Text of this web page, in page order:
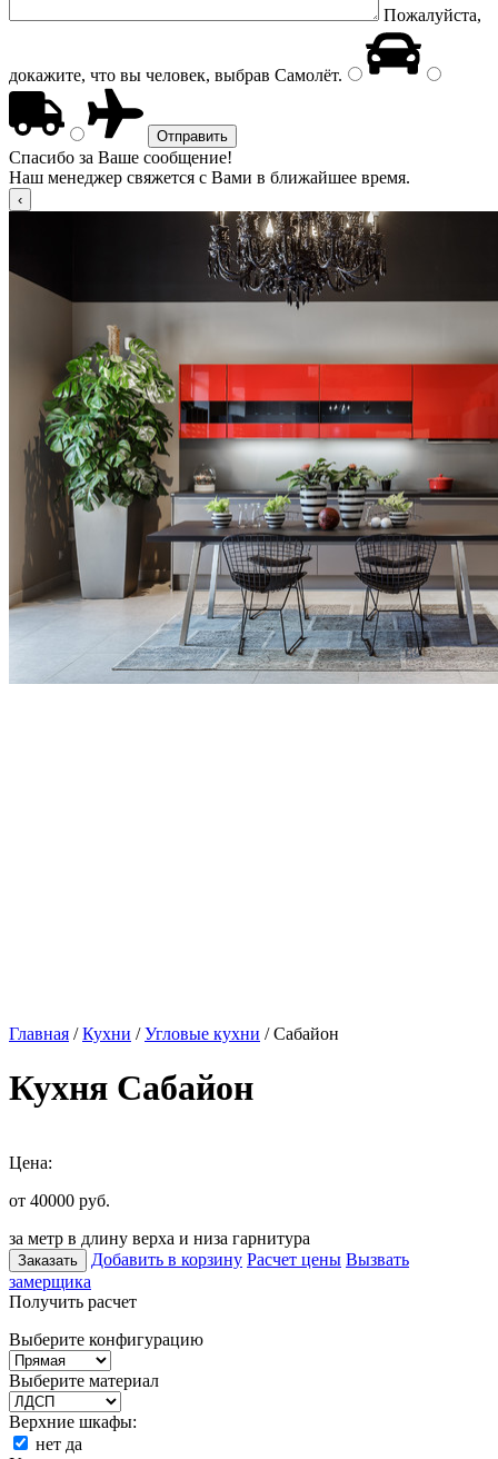
Пожалуйста,
докажите, что вы человек, выбрав Самолёт.
Спасибо за Ваше сообщение!
Наш менеджер свяжется с Вами в ближайшее время.
Главная /Кухни /Угловые кухни / Сабайон
Кухня Сабайон
Цена:
от 40000 руб.
за метр в длину верха и низа гарнитура
Заказать Добавить в корзину Расчет цены Вызвать
замерщика
Получить расчет
Выберите конфигурацию
Выберите материал
Верхние шкафы:
нет да